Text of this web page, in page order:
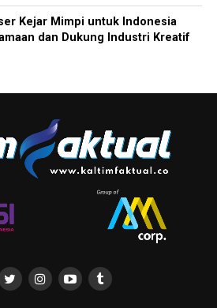
Kejar Mimpi untuk Indonesia
dan Dukung Industri Kreatif